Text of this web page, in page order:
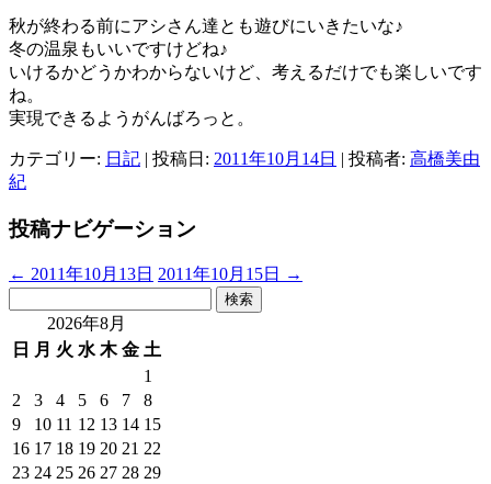
秋が終わる前にアシさん達とも遊びにいきたいな♪
冬の温泉もいいですけどね♪
いけるかどうかわからないけど、考えるだけでも楽しいです
ね。
実現できるようがんばろっと。
カテゴリー: 日記 | 投稿日: 2011年10月14日 | 投稿者: 高橋美由
紀
投稿ナビゲーション
← 2011年10月13日 2011年10月15日
→
2026年8月
日
月 火 水 木 金 土
1
2
3 4 5 6 7
8
9
10 11 12 13 14 15
16 17 18 19 20 21 22
23 24 25 26 27 28 29